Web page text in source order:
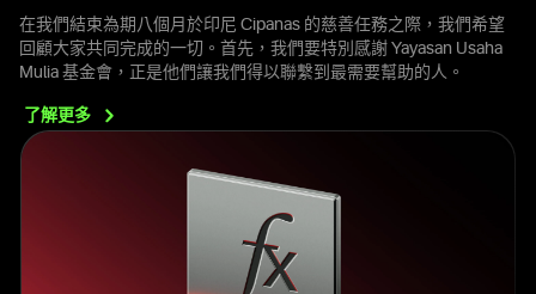
在我們結束為期八個月於印尼 Cipanas 的慈善任務之際，我們希望
回顧大家共同完成的一切。首先，我們要特別感謝 Yayasan Usaha
Mulia 基金會，正是他們讓我們得以聯繫到最需要幫助的人。
了解更多